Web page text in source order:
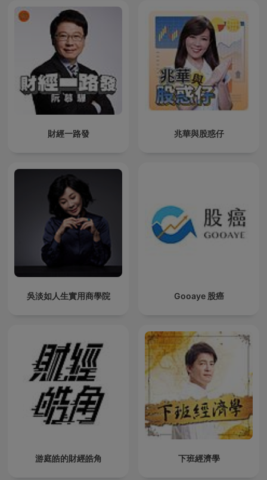
財經一路發 兆華與股惑仔
吳淡如人生實用商學院 Gooaye 股癌
游庭皓的財經皓角 下班經濟學